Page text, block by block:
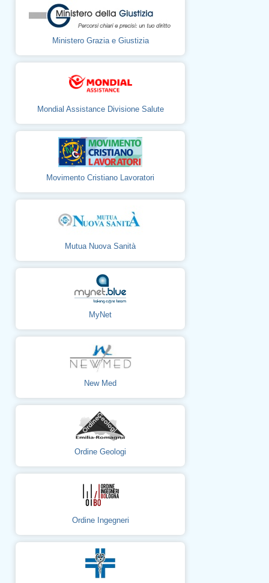
Ministero Grazia e Giustizia
Mondial Assistance Divisione Salute
Movimento Cristiano Lavoratori
Mutua Nuova Sanità
MyNet
New Med
Ordine Geologi
Ordine Ingegneri